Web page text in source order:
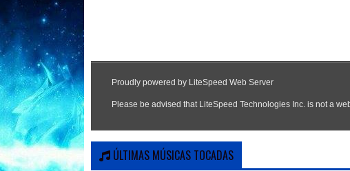
ÚLTIMAS MÚSICAS TOCADAS